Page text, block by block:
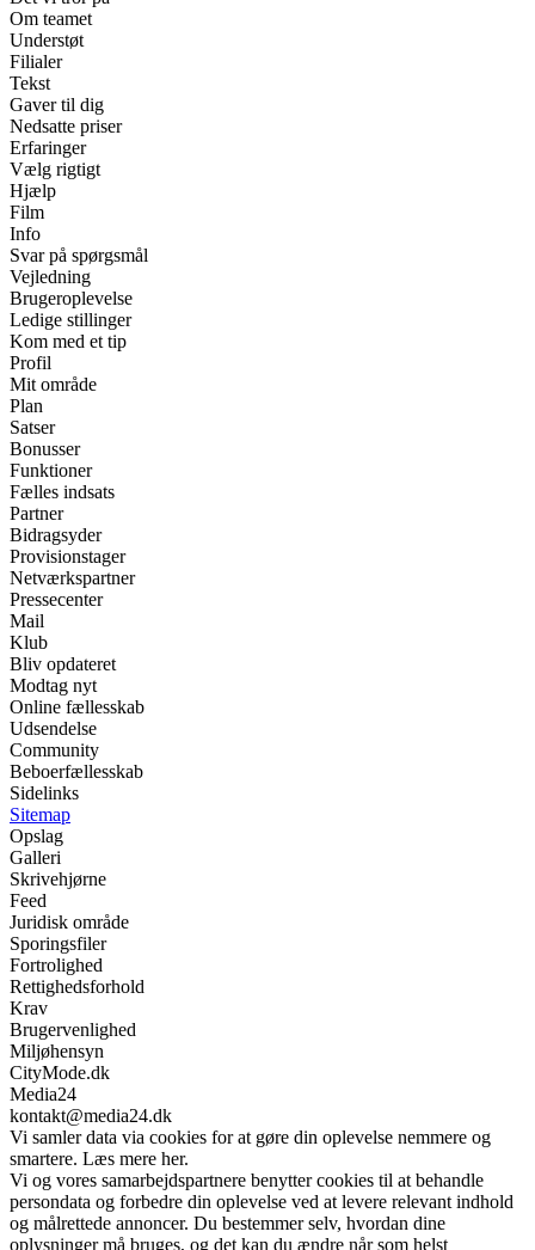
Om teamet
Understøt
Filialer
Tekst
Gaver til dig
Nedsatte priser
Erfaringer
Vælg rigtigt
Hjælp
Film
Info
Svar på spørgsmål
Vejledning
Brugeroplevelse
Ledige stillinger
Kom med et tip
Profil
Mit område
Plan
Satser
Bonusser
Funktioner
Fælles indsats
Partner
Bidragsyder
Provisionstager
Netværkspartner
Pressecenter
Mail
Klub
Bliv opdateret
Modtag nyt
Online fællesskab
Udsendelse
Community
Beboerfællesskab
Sidelinks
Sitemap
Opslag
Galleri
Skrivehjørne
Feed
Juridisk område
Sporingsfiler
Fortrolighed
Rettighedsforhold
Krav
Brugervenlighed
Miljøhensyn
CityMode.dk
Media24
kontakt@media24.dk
Vi samler data via cookies for at gøre din oplevelse nemmere og
smartere. Læs mere her.
Vi og vores samarbejdspartnere benytter cookies til at behandle
persondata og forbedre din oplevelse ved at levere relevant indhold
og målrettede annoncer. Du bestemmer selv, hvordan dine
oplysninger må bruges, og det kan du ændre når som helst